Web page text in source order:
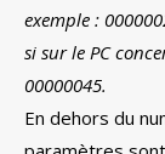
exemple :
si sur le PC
00000045.
En dehors du